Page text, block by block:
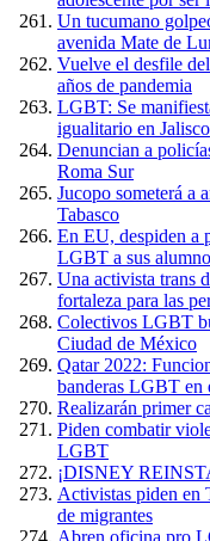
Un tucumano
avenida Mate de
Vuelve el desfile
años de pandemia
LGBT: Se
igualitario en Jalisco
Denuncian a
Roma Sur
Jucopo someterá a
Tabasco
En EU, despiden a
LGBT a sus
Una activista trans
fortaleza para las
Colectivos LGBT
Ciudad de México
Qatar 2022:
banderas LGBT en
Realizarán primer
Piden combatir
LGBT
¡DISNEY
Activistas piden en
de migrantes
Abren oficina pro